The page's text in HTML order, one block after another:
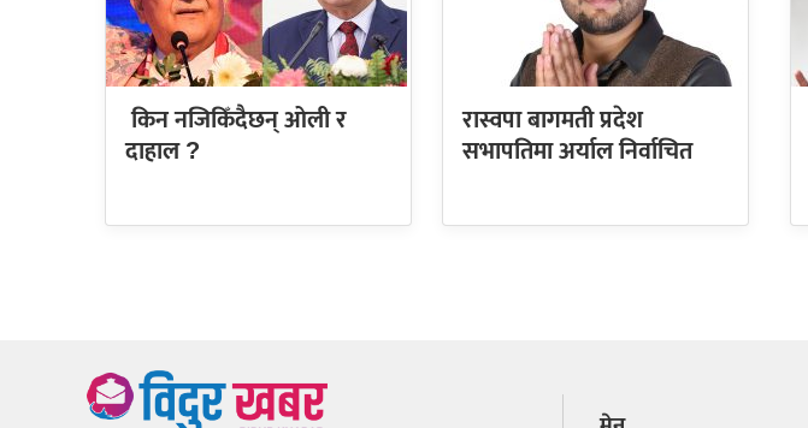
किन नजिकिँदैछन् ओली र
दाहाल ?
रास्वपा बागमती प्रदेश
सभापतिमा अर्याल निर्वाचित